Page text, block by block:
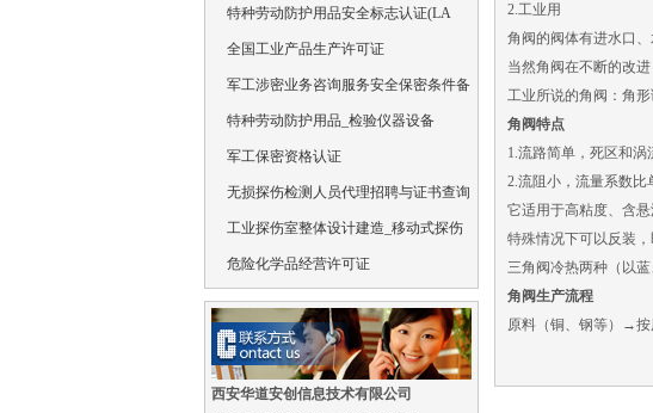
特种劳动防护用品安全标志认证(LA
全国工业产品生产许可证
军工涉密业务咨询服务安全保密条件备
特种劳动防护用品_检验仪器设备
军工保密资格认证
无损探伤检测人员代理招聘与证书查询
工业探伤室整体设计建造_移动式探伤
危险化学品经营许可证
西安华道安创信息技术有限公司
2.工业用
角阀的阀体有进水口
当然角阀在不断的改
工业所说的角阀：角
角阀特点
1.流路简单，死区和
2.流阻小，流量系数比
它适用于高粘度、含
特殊情况下可以反装，
三角阀冷热两种（以
角阀生产流程
原料（铜、钢等）→